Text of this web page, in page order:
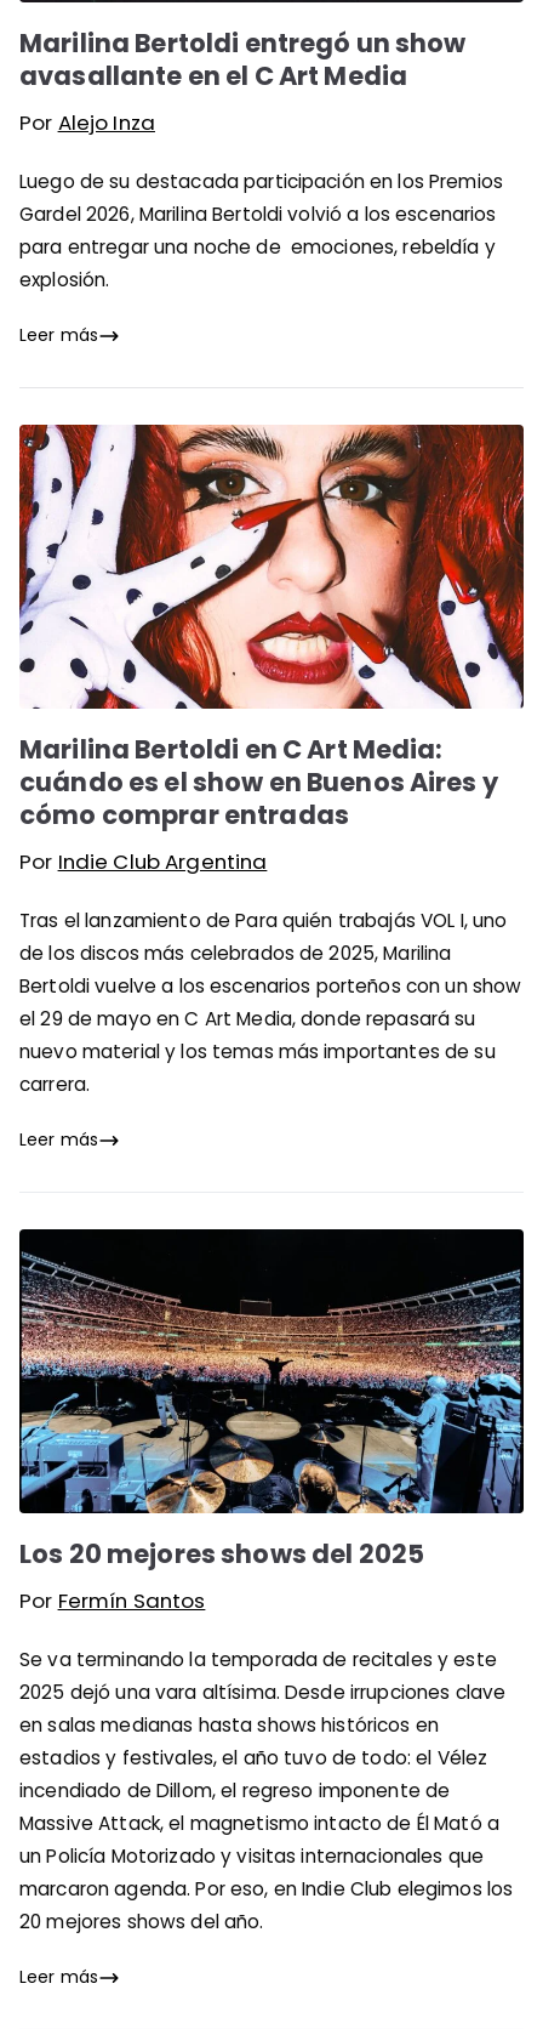
Marilina Bertoldi entregó un show
avasallante en el C Art Media
Por Alejo Inza
Luego de su destacada participación en los Premios
Gardel 2026, Marilina Bertoldi volvió a los escenarios
para entregar una noche de emociones, rebeldía y
explosión.
Leer más
Marilina Bertoldi en C Art Media:
cuándo es el show en Buenos Aires y
cómo comprar entradas
Por Indie Club Argentina
Tras el lanzamiento de Para quién trabajás VOL I, uno
de los discos más celebrados de 2025, Marilina
Bertoldi vuelve a los escenarios porteños con un show
el 29 de mayo en C Art Media, donde repasará su
nuevo material y los temas más importantes de su
carrera.
Leer más
Los 20 mejores shows del 2025
Por Fermín Santos
Se va terminando la temporada de recitales y este
2025 dejó una vara altísima. Desde irrupciones clave
en salas medianas hasta shows históricos en
estadios y festivales, el año tuvo de todo: el Vélez
incendiado de Dillom, el regreso imponente de
Massive Attack, el magnetismo intacto de Él Mató a
un Policía Motorizado y visitas internacionales que
marcaron agenda. Por eso, en Indie Club elegimos los
20 mejores shows del año.
Leer más